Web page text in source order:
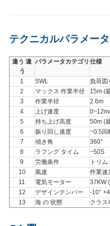
テクニカルパラメータ
違う 違
う
パラメータカテゴリ 仕様
1 SWL
負荷図
2
マックス 作業半径
15m (
3
作業半径
2.6m
4
上げ速度
5
持ち上げ高度
50m (
6
振り回し速度
~0.5回
7
傾き角
360°
8
ラフング タイム
~50S
9
労働条件
トリ
10
風速
作業速
11
電気モーター
37KW
12
デザインテンパー
-10°
13
海 の 状態 クラス